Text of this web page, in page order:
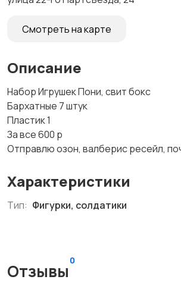
Смотреть на карте
Описание
Набор Игрушек Пони, свит бокс
Бархатные 7 штук
Пластик 1
За все 600 р
Отправлю озон, валберис ресейл,
Характеристики
Тип: Фигурки, солдатики
Отзывы
0